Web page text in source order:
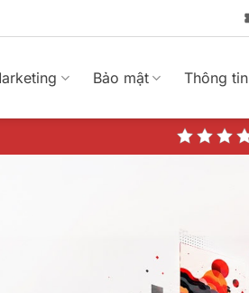
Bảo mật Thông tin